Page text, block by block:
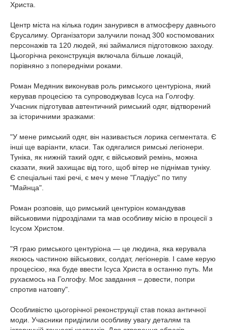
Христа.
Центр міста на кілька годин занурився в атмосферу давнього
Єрусалиму. Організатори залучили понад 300 костюмованих
персонажів та 120 людей, які займалися підготовкою заходу.
Цьогорічна реконструкція включала більше локацій,
порівняно з попередніми роками.
Роман Медяник виконував роль римського центуріона, який
керував процесією та супроводжував Ісуса на Голгофу.
Учасник підготував автентичний римський одяг, відтворений
за історичними зразками:
"У мене римський одяг, він називається лорика сегментата. Є
інші ще варіанти, класи. Так одягалися римські легіонери.
Туніка, як нижній такий одяг, є військовий ремінь, можна
сказати, який захищає від того, щоб вітер не піднімав туніку.
Є спеціальні такі речі, є меч у мене "Гладіус" по типу
"Майнца".
Роман розповів, що римський центуріон командував
військовими підрозділами та мав особливу місію в процесії з
Ісусом Христом.
"Я граю римського центуріона — це людина, яка керувала
якоюсь частиною військових, солдат, легіонерів. І саме керую
процесією, яка буде ввести Ісуса Христа в останню путь. Ми
рухаємось на Голгофу. Моє завдання – довести, попри
спротив натовпу".
Особливістю цьогорічної реконструкції став показ античної
моди. Учасники приділили особливу увагу деталям та